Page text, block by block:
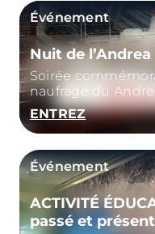
Événement
Nuit de
Soirée
naufrage du
ENTREZ
Événement
ACTIVITÉ
passé et présent